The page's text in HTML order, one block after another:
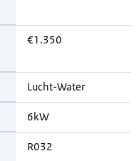
€1.350
Lucht-Water
6kW
R032